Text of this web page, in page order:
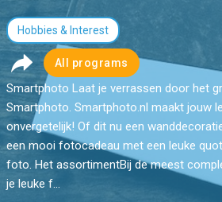
Hobbies & Interest
All programs
Smartphoto Laat je verrassen door het
Smartphoto. Smartphoto.nl maakt jouw
onvergetelijk! Of dit nu een
een mooi fotocadeau met een leuke
foto. Het assortimentBij de meest
je leuke f...